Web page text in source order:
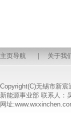
主页导航 关于我
Copyright(C)无锡市新
新能源事业部 联系人：
网址